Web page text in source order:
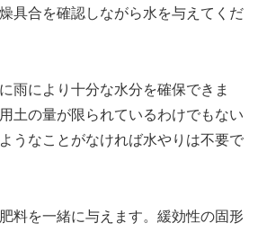
具合を確認しながら水を与えてくだ
雨により十分な水分を確保できま
土の量が限られているわけでもない
うなことがなければ水やりは不要で
料を一緒に与えます。緩効性の固形